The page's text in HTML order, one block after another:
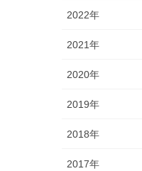
2022年
2021年
2020年
2019年
2018年
2017年